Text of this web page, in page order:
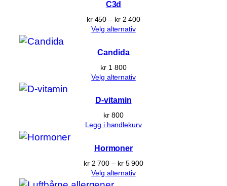
C3d
kr450 – kr2 400Prisområde:
Velg alternativ
Candida
kr 1 800
Velg alternativ
D-vitamin
kr 800
Legg i handlekurv
Hormoner
kr2 700 – kr5 900Prisområde:
Velg alternativ